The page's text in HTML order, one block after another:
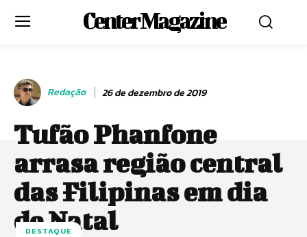
Center Magazine
Redação 26 de dezembro de 2019
Tufão Phanfone
arrasa região central
das Filipinas em dia
de Natal
DESTAQUE